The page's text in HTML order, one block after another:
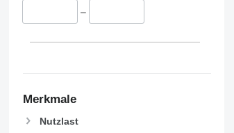
–
Merkmale
Nutzlast